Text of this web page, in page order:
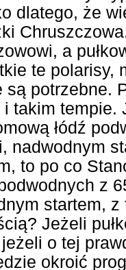
dlatego, że
a
te polarisy,
są potrzebne.
takim tempie.
łódź
nadwodnym
to po co
z
startem,
Jeżeli
o tej
okroić